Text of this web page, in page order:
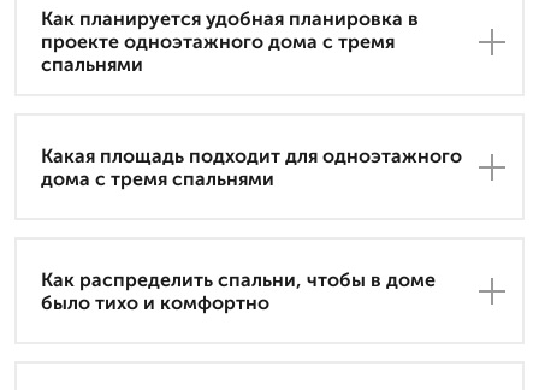
Как планируется удобная планировка в
проекте одноэтажного дома с тремя
спальнями
Какая площадь подходит для одноэтажного
дома с тремя спальнями
Как распределить спальни, чтобы в доме
было тихо и комфортно